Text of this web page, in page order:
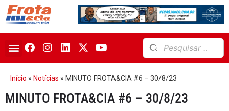
Início » Notícias » MINUTO FROTA&CIA #6 – 30/8/23
MINUTO FROTA&CIA #6 – 30/8/23